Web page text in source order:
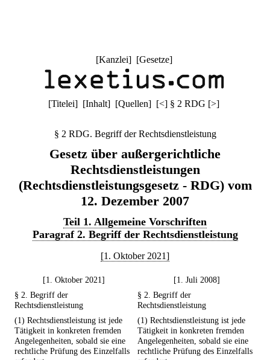
[Kanzlei] [Gesetze]
[Titelei] [Inhalt] [Quellen] [<] § 2 RDG [>]
§ 2 RDG. Begriff der Rechtsdienstleistung
Gesetz über außergerichtliche
Rechtsdienstleistungen
(Rechtsdienstleistungsgesetz - RDG) vom
12. Dezember 2007
Teil 1. Allgemeine Vorschriften
Paragraf 2. Begriff der Rechtsdienstleistung
[1. Oktober 2021]
[1. Oktober 2021]
[1. Juli 2008]
§ 2. Begriff der
Rechtsdienstleistung
§ 2. Begriff der
Rechtsdienstleistung
(1) Rechtsdienstleistung ist jede
Tätigkeit in konkreten fremden
Angelegenheiten, sobald sie eine
rechtliche Prüfung des Einzelfalls
(1) Rechtsdienstleistung ist jede
Tätigkeit in konkreten fremden
Angelegenheiten, sobald sie eine
rechtliche Prüfung des Einzelfalls